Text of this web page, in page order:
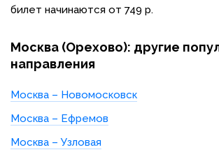
билет начинаются от 749 р.
Москва (Орехово): другие
направления
Москва – Новомосковск
Москва – Ефремов
Москва – Узловая